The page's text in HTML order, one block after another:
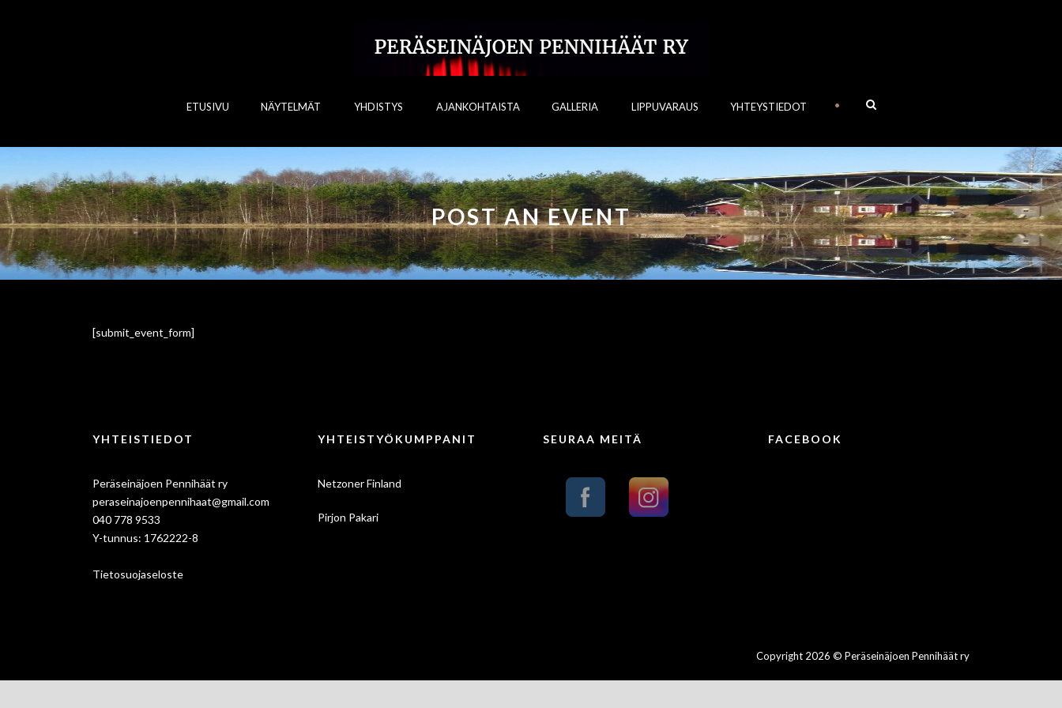
ETUSIVU NÄYTELMÄT YHDISTYS AJANKOHTAISTA GALLERIA LIPPUVARAUS YHTEYSTIEDOT •
POST AN EVENT
[submit_event_form]
YHTEISTIEDOT
Peräseinäjoen Pennihäät ry
peraseinajoenpennihaat@gmail.com
040 778 9533
Y-tunnus: 1762222-8
Tietosuojaseloste
YHTEISTYÖKUMPPANIT
Netzoner Finland
Pirjon Pakari
SEURAA MEITÄ FACEBOOK
Copyright 2026 © Peräseinäjoen Pennihäät ry